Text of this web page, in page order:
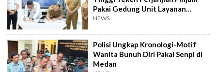
Pakai Gedung Unit Layanan
Paspor
NEWS
Polisi Ungkap Kronologi-Motif
Wanita Bunuh Diri Pakai Senpi di
Medan